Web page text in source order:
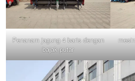
Penanam jagung 4 baris dengan
bajak putar